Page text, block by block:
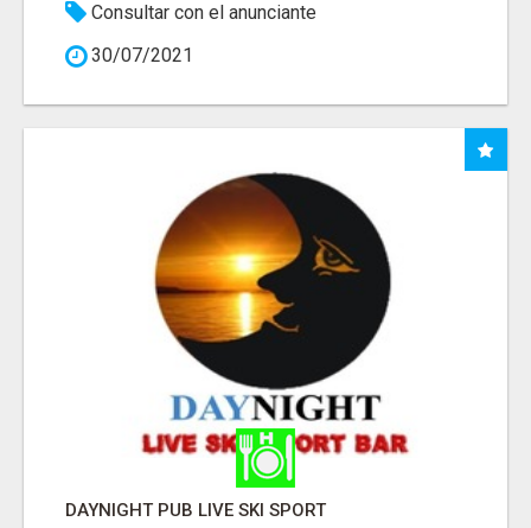
Consultar con el anunciante
30/07/2021
DAYNIGHT PUB LIVE SKI SPORT